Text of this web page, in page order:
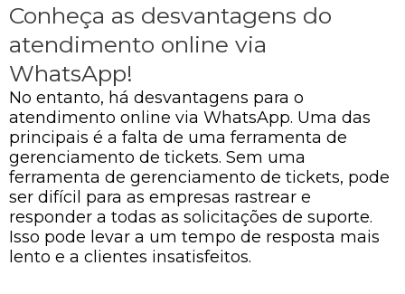
Conheça as desvantagens do
atendimento online via
WhatsApp!
No entanto, há desvantagens para o
atendimento online via WhatsApp. Uma das
principais é a falta de uma ferramenta de
gerenciamento de tickets. Sem uma
ferramenta de gerenciamento de tickets, pode
ser difícil para as empresas rastrear e
responder a todas as solicitações de suporte.
Isso pode levar a um tempo de resposta mais
lento e a clientes insatisfeitos.